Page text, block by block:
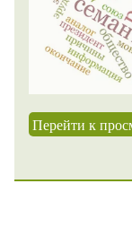
Перейти к